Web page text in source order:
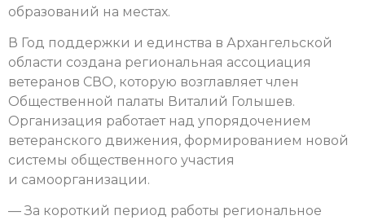
образований на местах.
В Год поддержки и единства в Архангельской
области создана региональная ассоциация
ветеранов СВО, которую возглавляет член
Общественной палаты Виталий Голышев.
Организация работает над упорядочением
ветеранского движения, формированием новой
системы общественного участия
и самоорганизации.
— За короткий период работы региональное